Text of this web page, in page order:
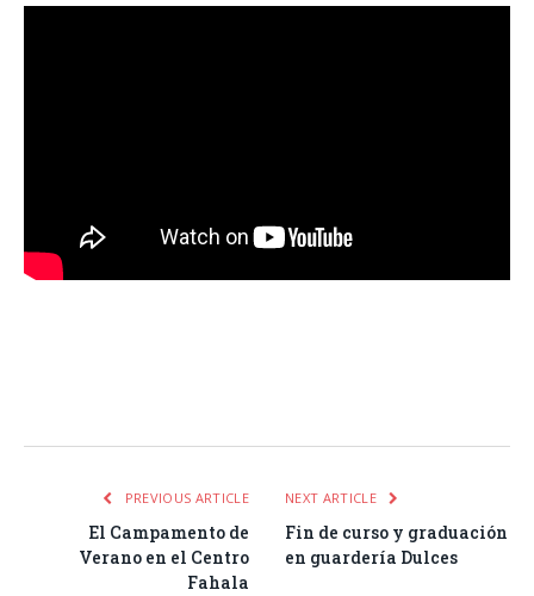
PREVIOUS ARTICLE
El Campamento de
Verano en el Centro
Fahala
NEXT ARTICLE
Fin de curso y graduación
en guardería Dulces